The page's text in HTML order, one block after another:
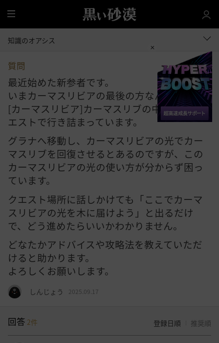
全
体
知識のオアシス
質問
最近始めた新参者です。
いまカーマスリビアの最後の方なんですが、
[カーマスリビア]カーマスリブの中心というク
エストで行き詰まっています。
グラナへ移動し、カーマスリビアの光でカー
マスリブを回復させるとあるのですが、この
カーマスリビアの光の使い方が分からず困っ
ています。
クエスト場所に話しかけても「ここでカーマ
スリビアの光を木に届けよう」と出るだけ
で、どう進めたらいいかわかりません。
どなたかアドバイスや攻略法を教えていただ
けると助かります。
よろしくお願いします。
しんじょう 2025.09.17
回答 2件 登録日順 推奨順